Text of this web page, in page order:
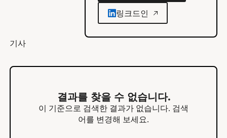
링크드인
기사
결과를 찾을 수 없습니다.
이 기준으로 검색한 결과가 없습니다. 검색
어를 변경해 보세요.